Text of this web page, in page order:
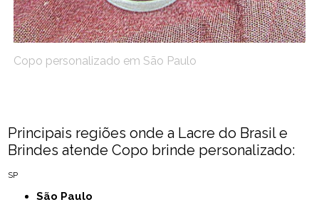
Copo personalizado em São Paulo
Principais regiões onde a Lacre do Brasil e
Brindes atende Copo brinde personalizado:
SP
São Paulo